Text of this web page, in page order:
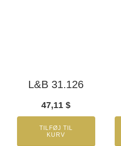
L&B 31.126
47,11$
TILFØJ TIL
KURV